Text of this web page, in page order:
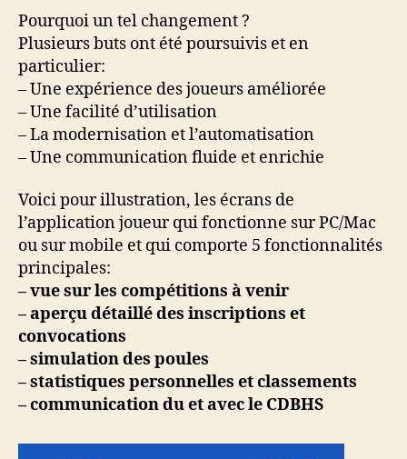
Pourquoi un tel changement ?
Plusieurs buts ont été poursuivis et en
particulier:
– Une expérience des joueurs améliorée
– Une facilité d’utilisation
– La modernisation et l’automatisation
– Une communication fluide et enrichie
Voici pour illustration, les écrans de
l’application joueur qui fonctionne sur PC/Mac
ou sur mobile et qui comporte 5 fonctionnalités
principales:
– vue sur les compétitions à venir
– aperçu détaillé des inscriptions et
convocations
– simulation des poules
– statistiques personnelles et classements
– communication du et avec le CDBHS